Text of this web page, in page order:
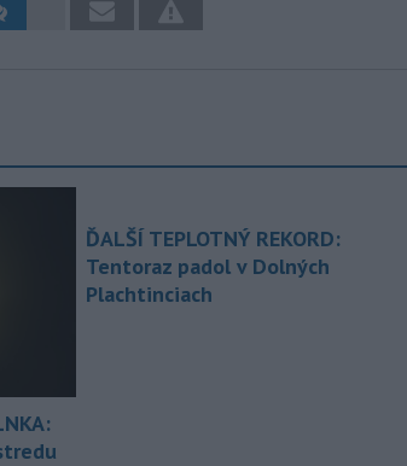
ĎALŠÍ TEPLOTNÝ REKORD:
Tentoraz padol v Dolných
Plachtinciach